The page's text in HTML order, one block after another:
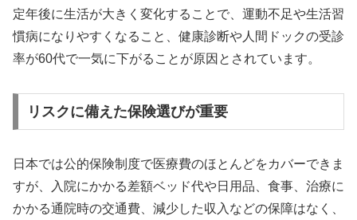
定年後に生活が大きく変化することで、運動不足や生活習
慣病になりやすくなること、健康診断や人間ドックの受診
率が60代で一気に下がることが原因とされています。
リスクに備えた保険選びが重要
日本では公的保険制度で医療費のほとんどをカバーできま
すが、入院にかかる差額ベッド代や日用品、食事、治療に
かかる通院時の交通費、減少した収入などの保障はなく、